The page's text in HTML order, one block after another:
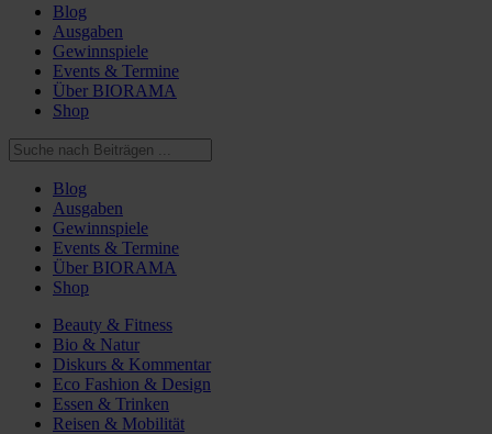
Blog
Ausgaben
Gewinnspiele
Events & Termine
Über BIORAMA
Shop
Blog
Ausgaben
Gewinnspiele
Events & Termine
Über BIORAMA
Shop
Beauty & Fitness
Bio & Natur
Diskurs & Kommentar
Eco Fashion & Design
Essen & Trinken
Reisen & Mobilität